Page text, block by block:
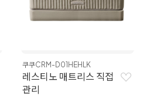
쿠쿠CRM-D01HEHLK
레스티노 매트리스 직접
관리